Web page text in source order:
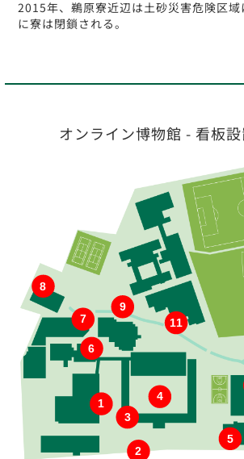
2015年、鵜原寮近辺は土砂災害危険区域
に寮は閉鎖される。
オンライン博物館 - 看板
1
2
3
4
5
6
7
8
9
11